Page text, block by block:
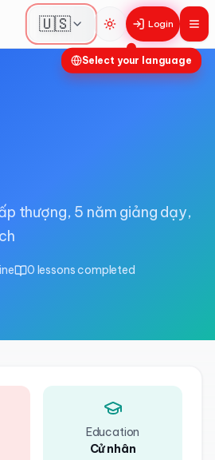
Select your language
🇺🇸 Toggle theme
Login
thượng, 5 năm giảng dạy,
0 lessons completed
Education
Cử nhân